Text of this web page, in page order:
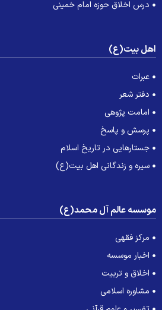
درس اخلاق حوزه امام خمینی
بیت(ع)
عبرات
دفتر شعر
امامت پژوهی
پرسش و پاسخ
جستارهایی در تاریخ اسلام
سیره و زندگانی اهل بیت(ع)
عالم آل محمد(ع)
مرکز فقهی
اخبار موسسه
اخلاق و تربیت
مشاوره اسلامی